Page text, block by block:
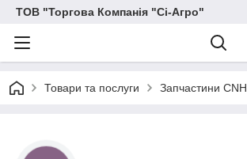
ТОВ "Торгова Компанія "Сі-Агро"
Товари та послуги Запчастини CNH